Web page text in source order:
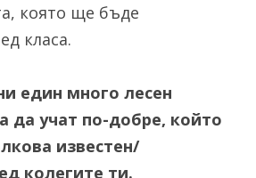
която ще бъде
класа.
един много лесен
да учат по-добре, който
известен/
колегите ти.